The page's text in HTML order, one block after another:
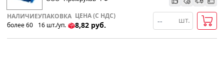
НАЛИЧИЕ
более 60
УПАКОВКА
16 шт./уп.
ЦЕНА (С НДС)
8,82 руб.
шт.